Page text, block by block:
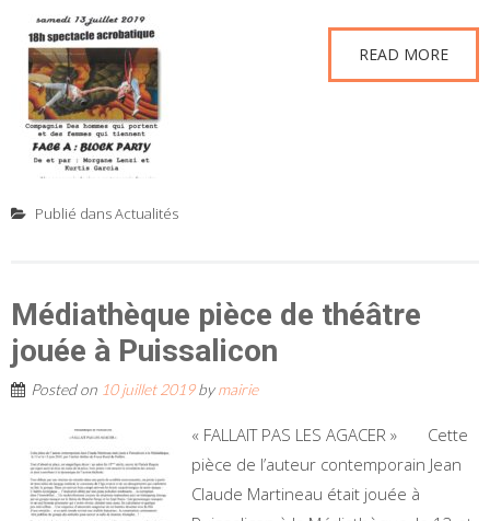
READ MORE
Publié dansActualités
Médiathèque pièce de théâtre
jouée à Puissalicon
Posted on 10 juillet 2019bymairie
« FALLAIT PAS LES AGACER » Cette
pièce de l’auteur contemporain Jean
Claude Martineau était jouée à